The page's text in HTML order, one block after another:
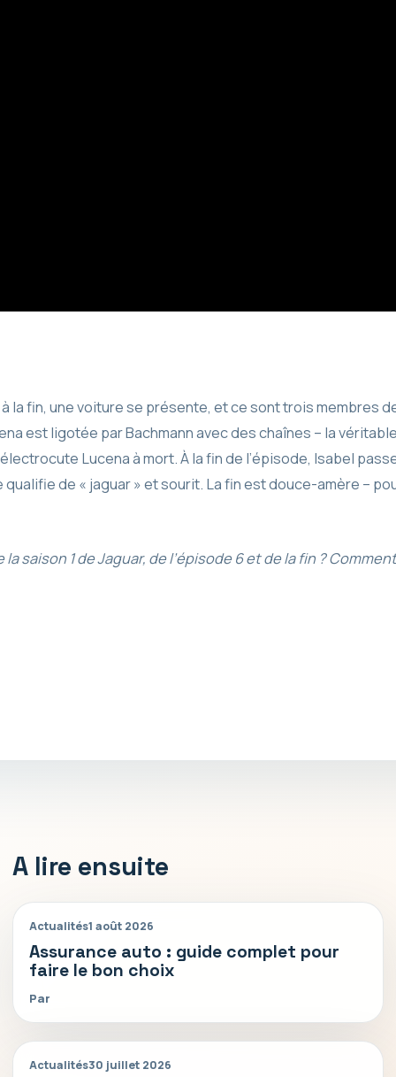
la fin, une voiture se présente, et ce sont trois membres
est ligotée par Bachmann avec des chaînes – la
Lucena à mort. À la fin de l’épisode, Isabel
qualifie de « jaguar » et sourit. La fin est douce-amère –
la saison 1 de Jaguar, de l’épisode 6 et de la fin ?
A lire ensuite
Actualités1 août 2026
Assurance auto : guide complet pour
faire le bon choix
Par
Actualités30 juillet 2026